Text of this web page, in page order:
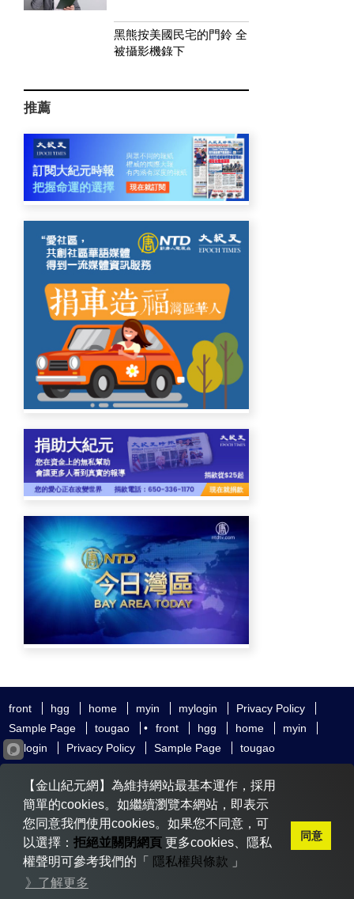
黑熊按美國民宅的門鈴 全
被攝影機錄下
推薦
front hgg home myin mylogin
Privacy Policy
Sample Page
tougao • front hgg home
myin
mylogin
Privacy Policy Sample Page tougao
友好鏈接 追查國際 新唐人電視
神韻藝術團
大紀元時報
希望之聲 全球退黨服務中心 明慧網
無界網
Copyright © 2020-2026 金山紀元. All Rights Reserved.
【金山紀元網】為維持網站最基本運作，採用
簡單的cookies。如繼續瀏覽本網站，即表示
您同意我們使用cookies。如果您不同意，可
以選擇： 拒絕並關閉網頁更多cookies、隱私
權聲明可參考我們的「
隱私權與條款 」
》了解更多
同意